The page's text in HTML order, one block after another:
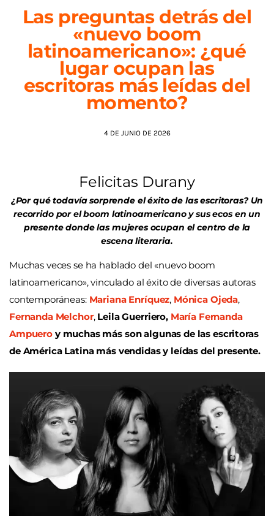
AGENDA
Las preguntas detrás del
«nuevo boom
latinoamericano»: ¿qué
lugar ocupan las
escritoras más leídas del
momento?
4 DE JUNIO DE 2026
Felicitas Durany
¿Por qué todavía sorprende el éxito de las escritoras? Un
recorrido por el boom latinoamericano y sus ecos en un
presente donde las mujeres ocupan el centro de la
escena literaria.
Muchas veces se ha hablado del «nuevo boom
latinoamericano», vinculado al éxito de diversas autoras
contemporáneas: Mariana Enríquez, Mónica Ojeda,
Fernanda Melchor, Leila Guerriero, María Fernanda
Ampuero y muchas más son algunas de las escritoras
de América Latina más vendidas y leídas del presente.